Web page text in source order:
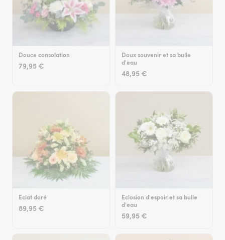
Douce consolation
79,95 €
Doux souvenir et sa bulle
d'eau
48,95 €
Eclat doré
89,95 €
Eclosion d'espoir et sa bulle
d'eau
59,95 €